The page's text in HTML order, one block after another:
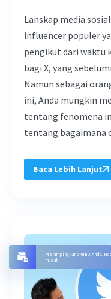
Merampingkan akun X Anda.
mudah!
Lanskap media
influencer populer
pengikut dari waktu
bagi X, yang
Namun sebagai
ini, Anda mungkin
tentang fenomena
tentang bagaimana
Baca Lebih Lanjut